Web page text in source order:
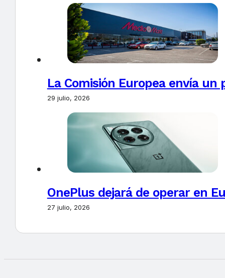
La Comisión Europea envía un
29 julio, 2026
OnePlus dejará de operar en
27 julio, 2026